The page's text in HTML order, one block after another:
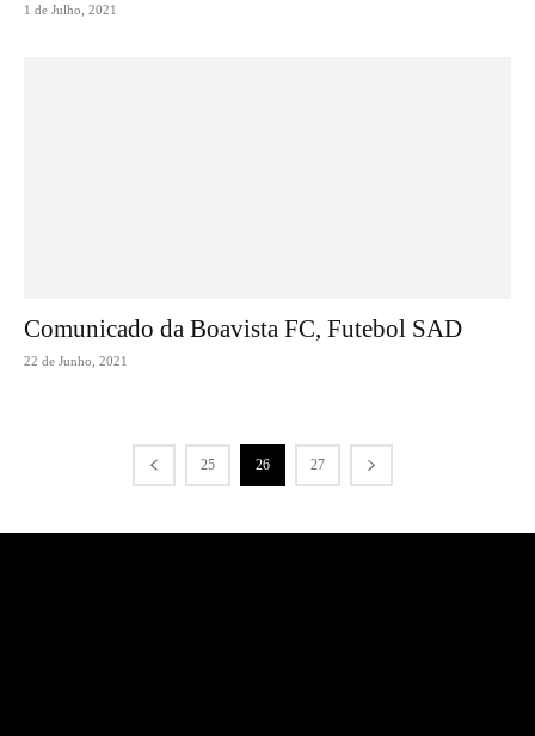
1 de Julho, 2021
Comunicado da Boavista FC, Futebol SAD
22 de Junho, 2021
25 26 27